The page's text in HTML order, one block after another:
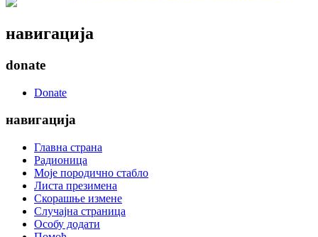
навигација
donate
Donate
навигација
Главна страна
Радионица
Моје породично стабло
Листа презимена
Скорашње измене
Случајна страница
Особу додати